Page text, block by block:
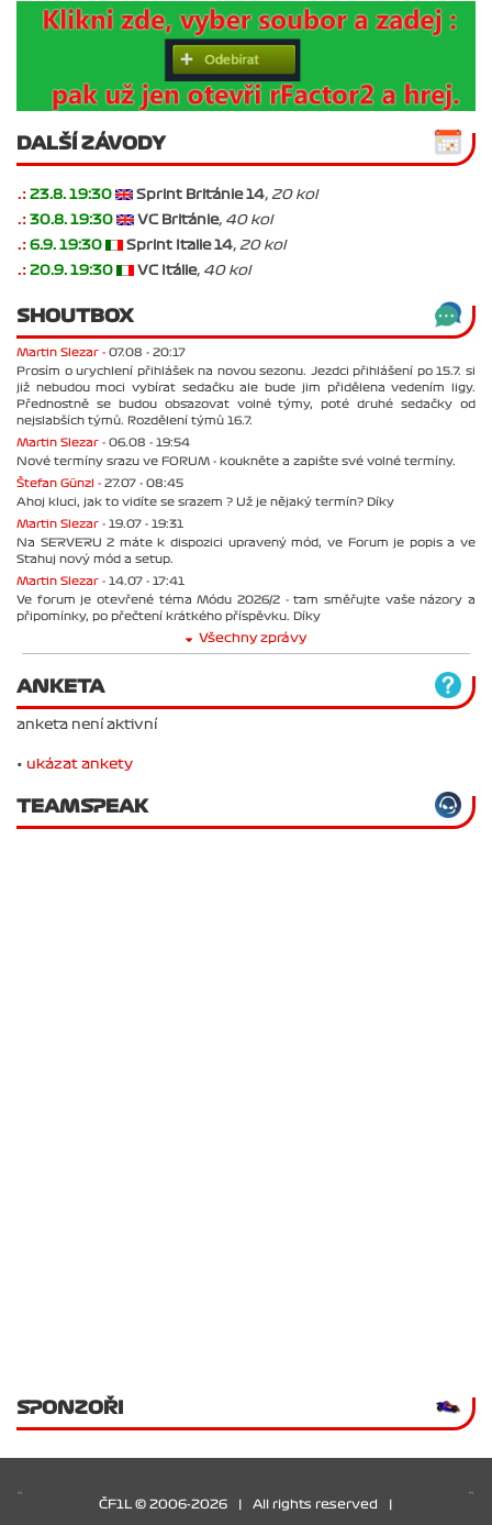
DALŠÍ ZÁVODY
.: 23.8. 19:30 Sprint Británie 14, 20 kol
.: 30.8. 19:30 VC Británie, 40 kol
.: 6.9. 19:30 Sprint Italie 14, 20 kol
.: 20.9. 19:30 VC Itálie, 40 kol
SHOUTBOX
Martin Slezar - 07.08 - 20:17
Prosím o urychlení přihlášek na novou sezonu. Jezdci přihlášení po 15.7. si
již nebudou moci vybírat sedačku ale bude jim přidělena vedením ligy.
Přednostně se budou obsazovat volné týmy, poté druhé sedačky od
nejslabších týmů. Rozdělení týmů 16.7.
Martin Slezar - 06.08 - 19:54
Nové termíny srazu ve FORUM - koukněte a zapište své volné termíny.
Štefan Günzl - 27.07 - 08:45
Ahoj kluci, jak to vidíte se srazem ? Už je nějaký termín? Díky
Martin Slezar - 19.07 - 19:31
Na SERVERU 2 máte k dispozici upravený mód, ve Forum je popis a ve
Stahuj nový mód a setup.
Martin Slezar - 14.07 - 17:41
Ve forum je otevřené téma Módu 2026/2 - tam směřujte vaše názory a
připomínky, po přečtení krátkého příspěvku. Díky
Všechny zprávy
ANKETA
anketa není aktivní
• ukázat ankety
TEAMSPEAK
SPONZOŘI
ČF1L © 2006-2026 All rights reserved